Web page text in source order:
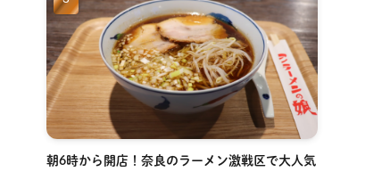
朝6時から開店！奈良のラーメン激戦区で大人気